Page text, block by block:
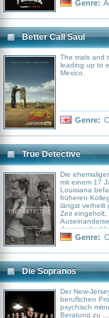
Genre:
Better Call Saul
The trials and
leading up to
Mexico.
Genre:
True Detective
Die
mit einem 17
Louisiana
früheren
längst verheilt
Zeit eingeholt,
dass es
Genre:
Die Sopranos
Der New-
beruflichen
psychisch
Beratung zu ...